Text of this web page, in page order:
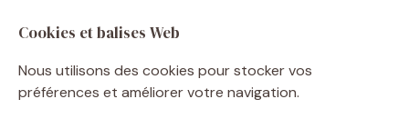
Cookies et balises Web
Nous utilisons des cookies pour stocker vos
préférences et améliorer votre navigation.